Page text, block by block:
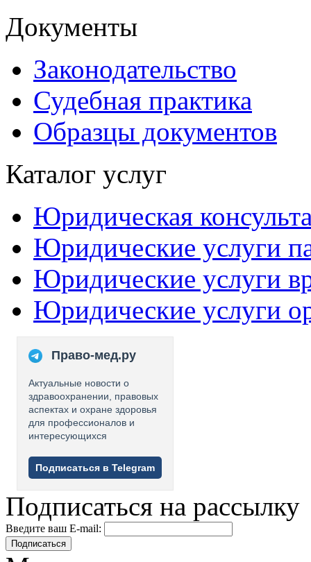
Документы
Законодательство
Судебная практика
Образцы документов
Каталог услуг
Юридическая
Юридические услуги
Юридические услуги
Юридические услуги
Право-мед.ру
Актуальные новости о
здравоохранении, правовых
аспектах и охране здоровья
для профессионалов и
интересующихся
Подписаться в Telegram
Подписаться на рассылку
Введите ваш E-mail:
Подписаться